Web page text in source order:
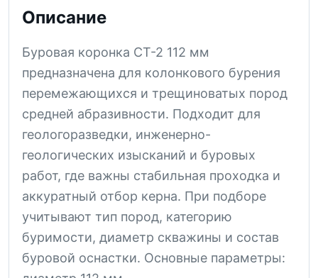
Описание
Буровая коронка СТ-2 112 мм
предназначена для колонкового бурения
перемежающихся и трещиноватых пород
средней абразивности. Подходит для
геологоразведки, инженерно-
геологических изысканий и буровых
работ, где важны стабильная проходка и
аккуратный отбор керна. При подборе
учитывают тип пород, категорию
буримости, диаметр скважины и состав
буровой оснастки. Основные параметры: